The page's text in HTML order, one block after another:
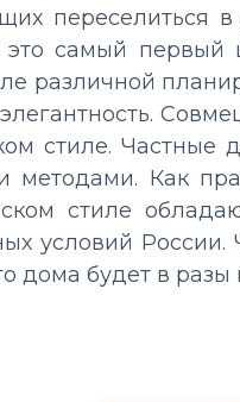
переселиться
это самый
различной
стиле. Частные
методами. Как
стиле
условий
дома будет в